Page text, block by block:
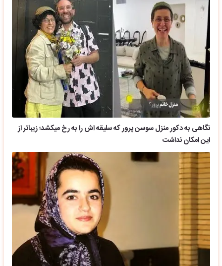
نگاهی به دکور منزل سوسن پرور که سلیقه اش را به رخ میکشد؛ زیباتر از
این امکان نداشت